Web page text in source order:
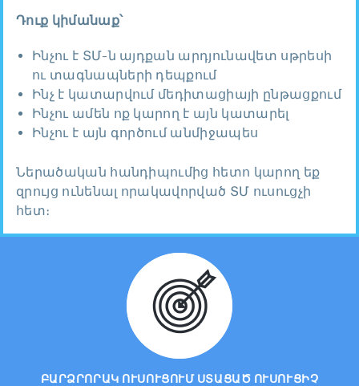
Դուք կիմանաք՝
Ինչու է ՏՄ-ն այդքան արդյունավետ սթրեսի
ու տագնապների դեպքում
Ինչ է կատարվում մեդիտացիայի ընթացքում
Ինչու ամեն ոք կարող է այն կատարել
Ինչու է այն գործում անմիջապես
Ներածական հանդիպումից հետո կարող եք
զրույց ունենալ որակավորված ՏՄ ուսուցչի
հետ։
ԲԱՐՁՐՈՐԱԿ ՈՒՍՈՒՑՈՒՄ ՍՏԱՑԱԾ ՈՒՍՈՒՑԻՉ